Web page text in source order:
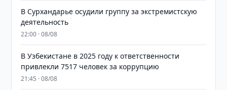
В Сурхандарье осудили группу за экстремистскую
деятельность
22:00 · 08/08
В Узбекистане в 2025 году к ответственности
привлекли 7517 человек за коррупцию
21:45 · 08/08